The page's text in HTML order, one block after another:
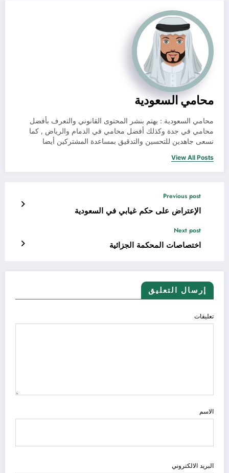
محامي السعودية
محامي السعودية : يهتم بنشر المحتوى القانوني والتعرف بأفضل
محامي في جدة وكذلك أفضل محامي في الدمام والرياض , كما
نسعى جاهدين للتحسين والتدقيق بمساعدة المشتركين أيضا
View All Posts
Previous post
الإعتراض على حكم غيابي في السعودية
Next post
اختصاصات المحكمة الجزائية
إرسال التعليق
تعليقات
الاسم
البريد الالكتروني